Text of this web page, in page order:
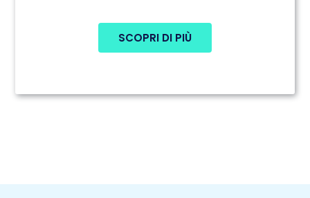
SCOPRI DI PIÙ